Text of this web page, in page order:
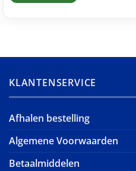
KLANTENSERVICE
Afhalen bestelling
Algemene Voorwaarden
Betaalmiddelen